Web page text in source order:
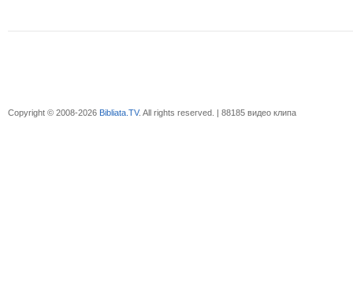
Copyright © 2008-2026 Bibliata.TV. All rights reserved. | 88185 видео клипа